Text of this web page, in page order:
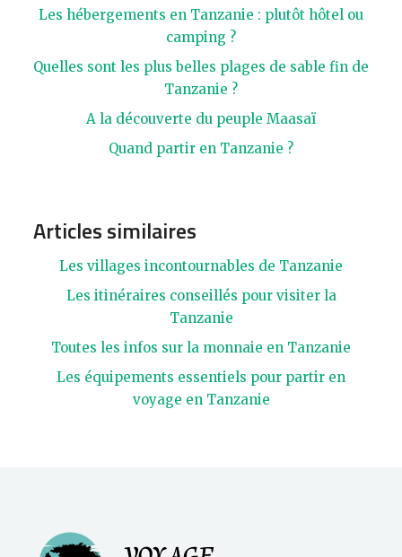
Les hébergements en Tanzanie : plutôt hôtel ou
camping ?
Quelles sont les plus belles plages de sable fin de
Tanzanie ?
A la découverte du peuple Maasaï
Quand partir en Tanzanie ?
Articles similaires
Les villages incontournables de Tanzanie
Les itinéraires conseillés pour visiter la
Tanzanie
Toutes les infos sur la monnaie en Tanzanie
Les équipements essentiels pour partir en
voyage en Tanzanie